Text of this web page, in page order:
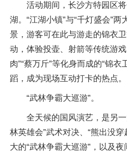
活动期间，长沙方特园区
湖。“江湖小镇”与“千灯盛会”
景，游客可在此与游走的锦衣
动，体验投壶、射箭等传统游
肉”“蔡万斤”等化身而成的“锦衣
蹈，成为现场互动打卡的热点。
“武林争霸大巡游”。
全天候的国风演艺，是另
林英雄会”武术对决、“熊出没
大的“武林争霸大巡游”，以及夜